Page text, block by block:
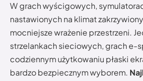
W grach wyścigowych,
nastawionych na klimat
mocniejsze wrażenie przestrzeni.
strzelankach sieciowych, grach e-
codziennym użytkowaniu płaski
bardzo bezpiecznym wyborem.